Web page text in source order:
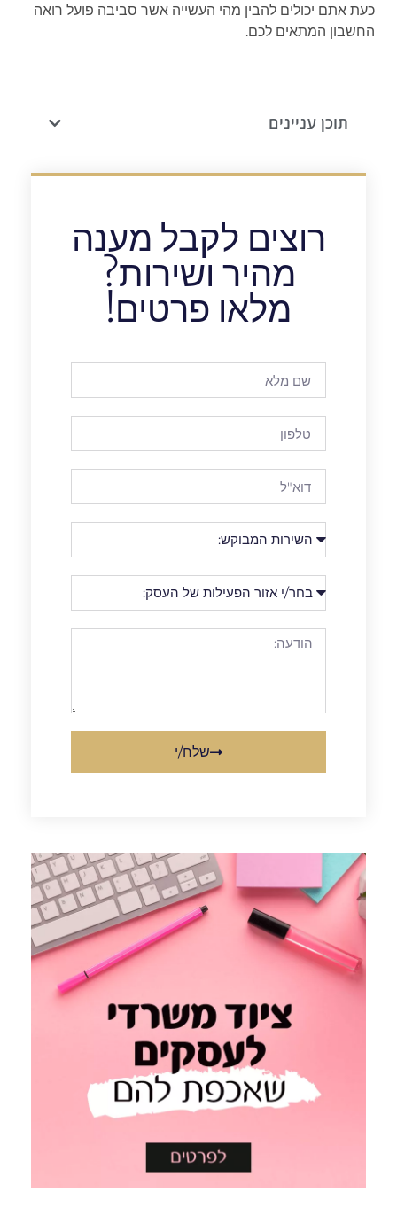
כעת אתם יכולים להבין מהי העשייה אשר סביבה פועל רואה
החשבון המתאים לכם.
תוכן עניינים
רוצים לקבל מענה
מהיר ושירות?
מלאו פרטים!
שלח/י